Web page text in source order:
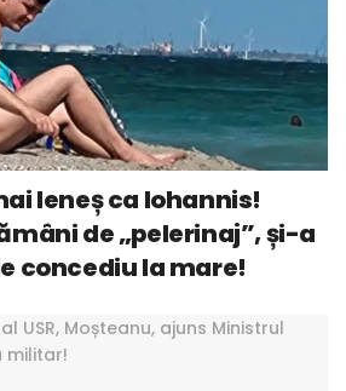
leneș ca Iohannis!
de „pelerinaj”, și-a
concediu la mare!